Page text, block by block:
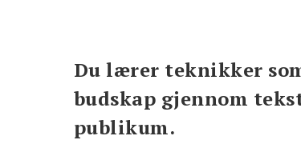
Du lærer teknikker
budskap gjennom
publikum.